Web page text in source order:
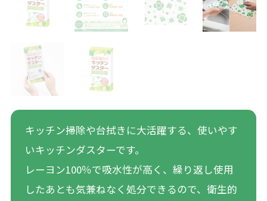
キッチン掃除や台拭きに大活躍する、使いやす
いキッチンダスターです。
レーヨン100％で吸水性が高く、繰り返し使用
したあとも気兼ねなく処分できるので、衛生的